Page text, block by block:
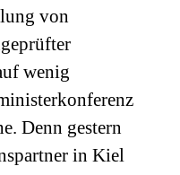
von
wenig
Denn gestern
in Kiel